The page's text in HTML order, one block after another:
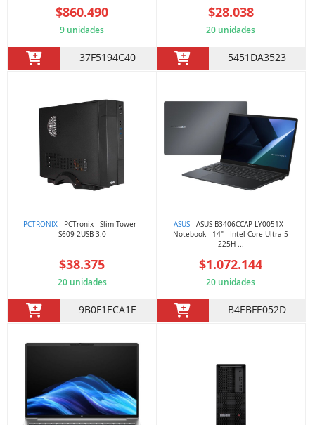
$860.490
9 unidades
37F5194C40
$28.038
20 unidades
5451DA3523
PCTRONIX - PCTronix - Slim Tower -
S609 2USB 3.0
$38.375
20 unidades
9B0F1ECA1E
ASUS - ASUS B3406CCAP-LY0051X -
Notebook - 14" - Intel Core Ultra 5
225H ...
$1.072.144
20 unidades
B4EBFE052D